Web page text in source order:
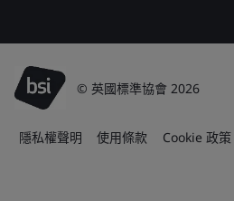
© 英國標準協會 2026
隱私權聲明 使用條款 Cookie 政策